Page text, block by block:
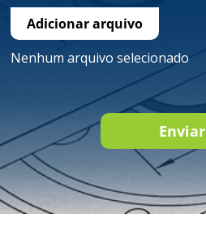
Adicionar arquivo
Nenhum arquivo selecionado
Enviar